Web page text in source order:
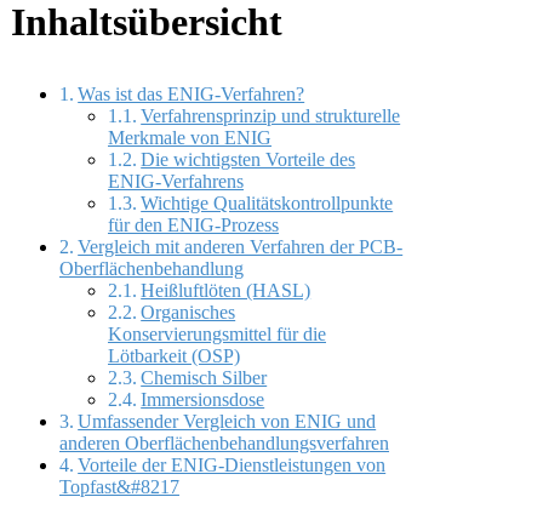
Inhaltsübersicht
Was ist das ENIG-Verfahren?
Verfahrensprinzip und strukturelle
Merkmale von ENIG
Die wichtigsten Vorteile des
ENIG-Verfahrens
Wichtige Qualitätskontrollpunkte
für den ENIG-Prozess
Vergleich mit anderen Verfahren der PCB-
Oberflächenbehandlung
Heißluftlöten (HASL)
Organisches
Konservierungsmittel für die
Lötbarkeit (OSP)
Chemisch Silber
Immersionsdose
Umfassender Vergleich von ENIG und
anderen Oberflächenbehandlungsverfahren
Vorteile der ENIG-Dienstleistungen von
Topfast&#8217